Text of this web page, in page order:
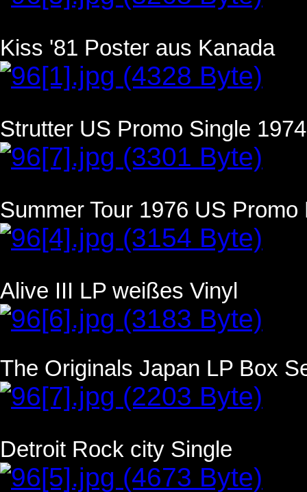
Kiss '81 Poster aus Kanada
Strutter US Promo Single 1974
Summer Tour 1976 US Promo
Alive III LP weißes Vinyl
The Originals Japan LP Box
Detroit Rock city Single